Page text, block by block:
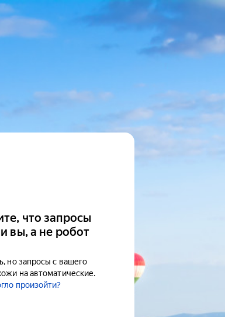
что запросы
вы, а не робот
но запросы с вашего
на автоматические.
произойти?